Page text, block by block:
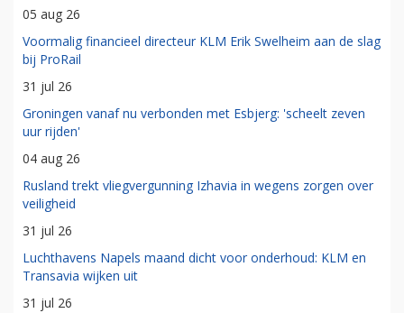
05 aug 26
Voormalig financieel directeur KLM Erik Swelheim aan de slag
bij ProRail
31 jul 26
Groningen vanaf nu verbonden met Esbjerg: 'scheelt zeven
uur rijden'
04 aug 26
Rusland trekt vliegvergunning Izhavia in wegens zorgen over
veiligheid
31 jul 26
Luchthavens Napels maand dicht voor onderhoud: KLM en
Transavia wijken uit
31 jul 26